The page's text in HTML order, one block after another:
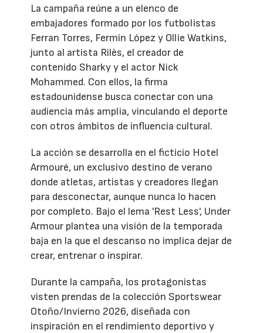
La campaña reúne a un elenco de
embajadores formado por los futbolistas
Ferran Torres, Fermín López y Ollie Watkins,
junto al artista Rilès, el creador de
contenido Sharky y el actor Nick
Mohammed. Con ellos, la firma
estadounidense busca conectar con una
audiencia más amplia, vinculando el deporte
con otros ámbitos de influencia cultural.
La acción se desarrolla en el ficticio Hotel
Armouré, un exclusivo destino de verano
donde atletas, artistas y creadores llegan
para desconectar, aunque nunca lo hacen
por completo. Bajo el lema 'Rest Less', Under
Armour plantea una visión de la temporada
baja en la que el descanso no implica dejar de
crear, entrenar o inspirar.
Durante la campaña, los protagonistas
visten prendas de la colección Sportswear
Otoño/Invierno 2026, diseñada con
inspiración en el rendimiento deportivo y